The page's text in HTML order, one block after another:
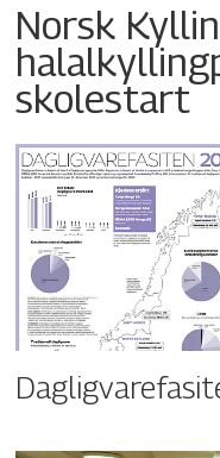
Norsk
skolestart